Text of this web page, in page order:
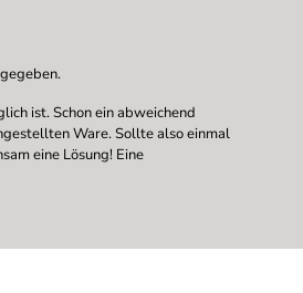
ist. Schon ein abweichend
Ware. Sollte also einmal
eine Lösung! Eine